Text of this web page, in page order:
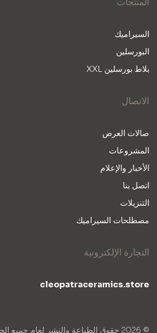
السيراميك
البورسلين
بلاط بورسلين XXL
الاتصال
صالات العرض
المشروعات
الأخبار والإعلام
اتصل بنا
التنزيلات
مصطلحات السيراميك
التجارة الإلكترونية
cleopatraceramics.store
© 2026 حقوق الطباعة والنشر لعام